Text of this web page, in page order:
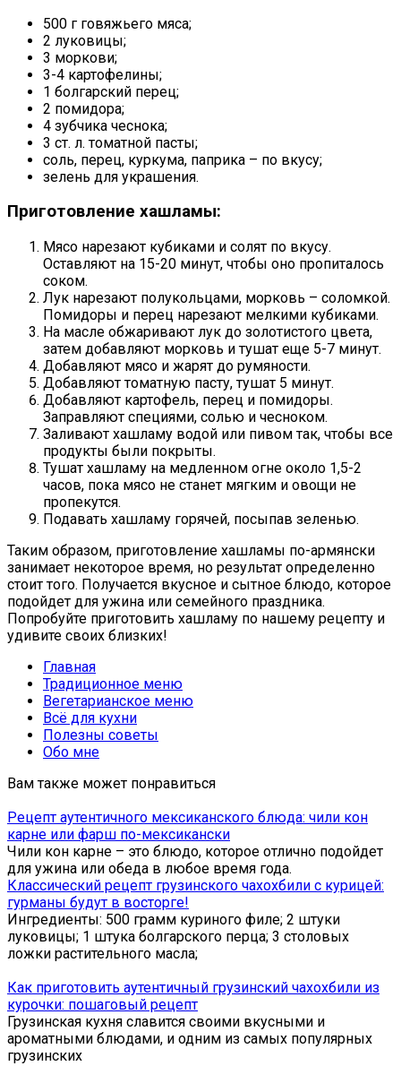
500 г говяжьего мяса;
2 луковицы;
3 моркови;
3-4 картофелины;
1 болгарский перец;
2 помидора;
4 зубчика чеснока;
3 ст. л. томатной пасты;
соль, перец, куркума, паприка – по вкусу;
зелень для украшения.
Приготовление хашламы:
Мясо нарезают кубиками и солят по вкусу.
Оставляют на 15-20 минут, чтобы оно пропиталось
соком.
Лук нарезают полукольцами, морковь – соломкой.
Помидоры и перец нарезают мелкими кубиками.
На масле обжаривают лук до золотистого цвета,
затем добавляют морковь и тушат еще 5-7 минут.
Добавляют мясо и жарят до румяности.
Добавляют томатную пасту, тушат 5 минут.
Добавляют картофель, перец и помидоры.
Заправляют специями, солью и чесноком.
Заливают хашламу водой или пивом так, чтобы все
продукты были покрыты.
Тушат хашламу на медленном огне около 1,5-2
часов, пока мясо не станет мягким и овощи не
пропекутся.
Подавать хашламу горячей, посыпав зеленью.
Таким образом, приготовление хашламы по-армянски
занимает некоторое время, но результат определенно
стоит того. Получается вкусное и сытное блюдо, которое
подойдет для ужина или семейного праздника.
Попробуйте приготовить хашламу по нашему рецепту и
удивите своих близких!
Главная
Традиционное меню
Вегетарианское меню
Всё для кухни
Полезны советы
Обо мне
Вам также может понравиться
Рецепт аутентичного мексиканского блюда: чили кон
карне или фарш по-мексикански
Чили кон карне – это блюдо, которое отлично подойдет
для ужина или обеда в любое время года.
Классический рецепт грузинского чахохбили с курицей:
гурманы будут в восторге!
Ингредиенты: 500 грамм куриного филе; 2 штуки
луковицы; 1 штука болгарского перца; 3 столовых
ложки растительного масла;
Как приготовить аутентичный грузинский чахохбили из
курочки: пошаговый рецепт
Грузинская кухня славится своими вкусными и
ароматными блюдами, и одним из самых популярных
грузинских